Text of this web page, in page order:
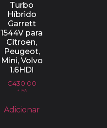
Turbo
Híbrido
Garrett
1544V para
Citroen,
Peugeot,
Mini, Volvo
1.6HDi
€430.00
+ IVA
Adicionar